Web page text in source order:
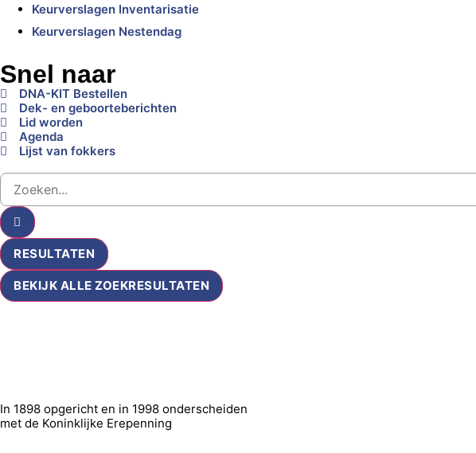
Keurverslagen Inventarisatie
Keurverslagen Nestendag
Snel naar
DNA-KIT Bestellen
Dek- en geboorteberichten
Lid worden
Agenda
Lijst van fokkers
RESULTATEN
BEKIJK ALLE ZOEKRESULTATEN
In 1898 opgericht en in 1998 onderscheiden
met de Koninklijke Erepenning